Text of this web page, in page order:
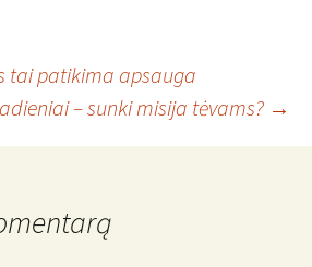
tai patikima apsauga
– sunki misija tėvams? →